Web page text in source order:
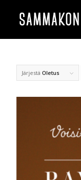
Järjestä Oletus